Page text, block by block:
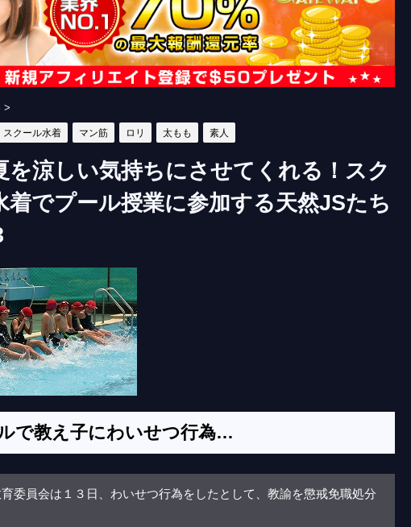
>
スクール水着 マン筋 ロリ 太もも 素人
を涼しい気持ちにさせてくれる！スク
着でプール授業に参加する天然JSたち
で教え子にわいせつ行為…
委員会は１３日、わいせつ行為をしたとして、教諭を懲戒免職処分